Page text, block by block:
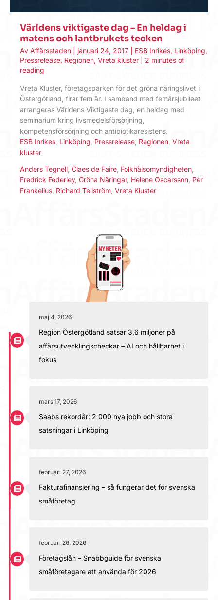
Världens viktigaste dag – En heldag i
matens och lantbrukets tecken
Av Affärsstaden januari 24, 2017 ESB Inrikes, Linköping,
Pressrelease, Regionen, Vreta kluster
2 minutes of
reading
Vreta Kluster, företagsparken för det gröna näringslivet i
Östergötland, firar fem år. I samband med femårsjubileet
arrangeras Världens Viktigaste dag, en heldag med
seminarium kring livsmedelsförsörjning,
kompetensförsörjning och antibiotikaresistens.
ESB Inrikes Linköping Pressrelease Regionen Vreta
kluster
Anders Tegnell Claes de Faire Folkhälsomyndigheten
Fredrick Federley, Gröna Näringar, Helene Oscarsson Per
Frankelius Richard Tellström Vreta Kluster
maj 4, 2026
Region Östergötland satsar 3,6 miljoner på
affärsutvecklingscheckar – AI och hållbarhet i
fokus
mars 17, 2026
Saabs rekordår: 2 000 nya jobb och stora
satsningar i Linköping
februari 27, 2026
Fakturafinansiering – så fungerar det för svenska
småföretag
februari 26, 2026
Företagslån – Snabbguide för svenska
småföretagare att använda för 2026